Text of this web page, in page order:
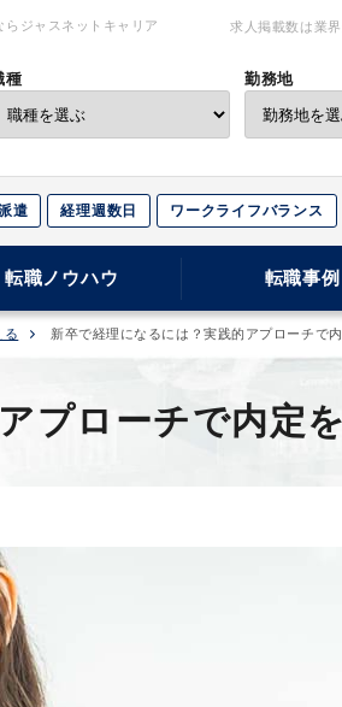
ジャスネットキャリア 求人掲載数は業
種 勤務地
遣 経理週数日 ワークライフバランス
転職ノウハウ 転職事例
る 新卒で経理になるには？実践的アプローチで
プローチで内定